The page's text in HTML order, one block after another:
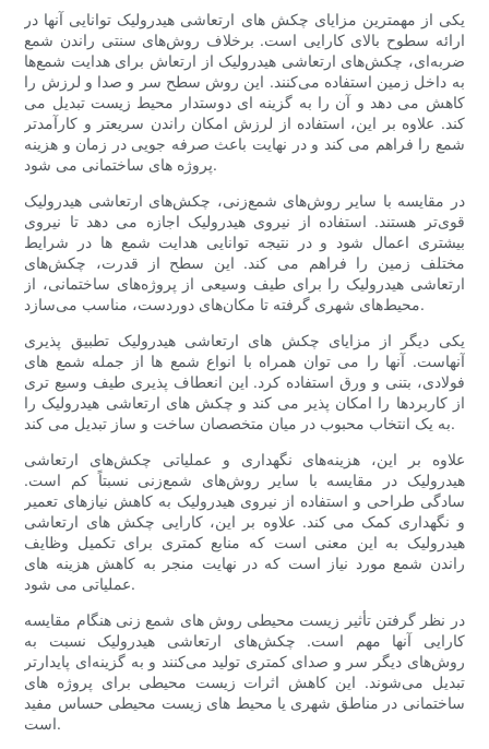
یکی از مهمترین مزایای چکش های ارتعاشی هیدرولیک توانایی آنها در
ارائه سطوح بالای کارایی است. برخلاف روش‌های سنتی راندن شمع
ضربه‌ای، چکش‌های ارتعاشی هیدرولیک از ارتعاش برای هدایت شمع‌ها
به داخل زمین استفاده می‌کنند. این روش سطح سر و صدا و لرزش را
کاهش می دهد و آن را به گزینه ای دوستدار محیط زیست تبدیل می
کند. علاوه بر این، استفاده از لرزش امکان راندن سریعتر و کارآمدتر
شمع را فراهم می کند و در نهایت باعث صرفه جویی در زمان و هزینه
پروژه های ساختمانی می شود.
در مقایسه با سایر روش‌های شمع‌زنی، چکش‌های ارتعاشی هیدرولیک
قوی‌تر هستند. استفاده از نیروی هیدرولیک اجازه می دهد تا نیروی
بیشتری اعمال شود و در نتیجه توانایی هدایت شمع ها در شرایط
مختلف زمین را فراهم می کند. این سطح از قدرت، چکش‌های
ارتعاشی هیدرولیک را برای طیف وسیعی از پروژه‌های ساختمانی، از
محیط‌های شهری گرفته تا مکان‌های دوردست، مناسب می‌سازد.
یکی دیگر از مزایای چکش های ارتعاشی هیدرولیک تطبیق پذیری
آنهاست. آنها را می توان همراه با انواع شمع ها از جمله شمع های
فولادی، بتنی و ورق استفاده کرد. این انعطاف پذیری طیف وسیع تری
از کاربردها را امکان پذیر می کند و چکش های ارتعاشی هیدرولیک را
به یک انتخاب محبوب در میان متخصصان ساخت و ساز تبدیل می کند.
علاوه بر این، هزینه‌های نگهداری و عملیاتی چکش‌های ارتعاشی
هیدرولیک در مقایسه با سایر روش‌های شمع‌زنی نسبتاً کم است.
سادگی طراحی و استفاده از نیروی هیدرولیک به کاهش نیازهای تعمیر
و نگهداری کمک می کند. علاوه بر این، کارایی چکش های ارتعاشی
هیدرولیک به این معنی است که منابع کمتری برای تکمیل وظایف
راندن شمع مورد نیاز است که در نهایت منجر به کاهش هزینه های
عملیاتی می شود.
در نظر گرفتن تأثیر زیست محیطی روش های شمع زنی هنگام مقایسه
کارایی آنها مهم است. چکش‌های ارتعاشی هیدرولیک نسبت به
روش‌های دیگر سر و صدای کمتری تولید می‌کنند و به گزینه‌ای پایدارتر
تبدیل می‌شوند. این کاهش اثرات زیست محیطی برای پروژه های
ساختمانی در مناطق شهری یا محیط های زیست محیطی حساس مفید
است.